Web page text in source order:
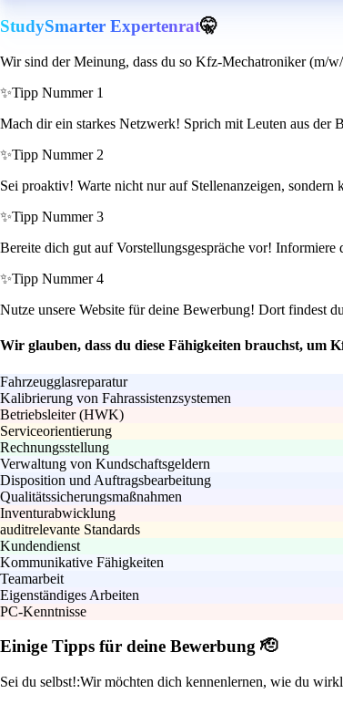
StudySmarter Expertenrat🤫
Wir sind der Meinung, dass du so Kfz-Mechatroniker (m/
✨Tipp Nummer 1
Mach dir ein starkes Netzwerk! Sprich mit Leuten aus der
✨Tipp Nummer 2
Sei proaktiv! Warte nicht nur auf Stellenanzeigen,
✨Tipp Nummer 3
Bereite dich gut auf Vorstellungsgespräche vor!
✨Tipp Nummer 4
Nutze unsere Website für deine Bewerbung! Dort findest
Wir glauben, dass du diese Fähigkeiten brauchst, um
Fahrzeugglasreparatur
Kalibrierung von Fahrassistenzsystemen
Betriebsleiter (HWK)
Serviceorientierung
Rechnungsstellung
Verwaltung von Kundschaftsgeldern
Disposition und Auftragsbearbeitung
Qualitätssicherungsmaßnahmen
Inventurabwicklung
auditrelevante Standards
Kundendienst
Kommunikative Fähigkeiten
Teamarbeit
Eigenständiges Arbeiten
PC-Kenntnisse
Einige Tipps für deine Bewerbung 🫡
Sei du selbst!:Wir möchten dich kennenlernen, wie du